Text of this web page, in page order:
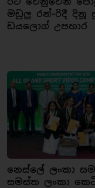
මඩුලු රන්-රිදී දිනූ
ඩයලොග් උපහාර
නෙස්ලේ ලංකා
සමස්ත ලංකා